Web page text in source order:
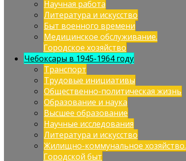
Научная работа
Литература и искусство
Быт военного времени
Медицинское обслуживание.
Городское хозяйство
Чебоксары в 1945-1964 году
Транспорт
Трудовые инициативы
Общественно-политическая жизнь
Образование и наука
Высшее образование
Научные исследования
Литература и искусство
Жилищно-коммунальное хозяйство.
Городской быт